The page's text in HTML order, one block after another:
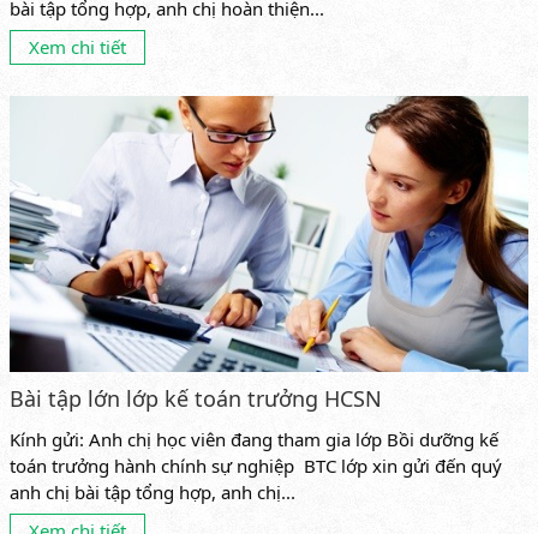
bài tập tổng hợp, anh chị hoàn thiện...
Xem chi tiết
Bài tập lớn lớp kế toán trưởng HCSN
Kính gửi: Anh chị học viên đang tham gia lớp Bồi dưỡng kế
toán trưởng hành chính sự nghiệp BTC lớp xin gửi đến quý
anh chị bài tập tổng hợp, anh chị...